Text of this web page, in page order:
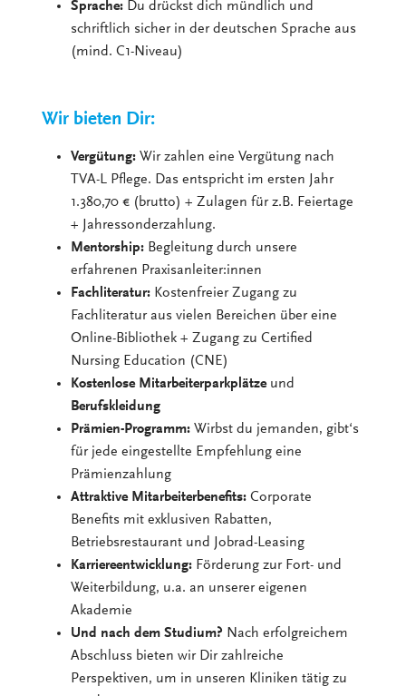
Sprache: Du drückst dich mündlich und
schriftlich sicher in der deutschen Sprache aus
(mind. C1-Niveau)
Wir bieten Dir:
Vergütung: Wir zahlen eine Vergütung nach
TVA-L Pflege. Das entspricht im ersten Jahr
1.380,70 € (brutto) + Zulagen für z.B. Feiertage
+ Jahressonderzahlung.
Mentorship: Begleitung durch unsere
erfahrenen Praxisanleiter:innen
Fachliteratur: Kostenfreier Zugang zu
Fachliteratur aus vielen Bereichen über eine
Online-Bibliothek + Zugang zu Certified
Nursing Education (CNE)
Kostenlose Mitarbeiterparkplätzeund
Berufskleidung
Prämien-Programm:Wirbst du jemanden, gibt‘s
für jede eingestellte Empfehlung eine
Prämienzahlung
Attraktive Mitarbeiterbenefits: Corporate
Benefits mit exklusiven Rabatten,
Betriebsrestaurant und Jobrad-Leasing
Karriereentwicklung: Förderung zur Fort- und
Weiterbildung, u.a. an unserer eigenen
Akademie
Und nach dem Studium? Nach erfolgreichem
Abschluss bieten wir Dir zahlreiche
Perspektiven, um in unseren Kliniken tätig zu